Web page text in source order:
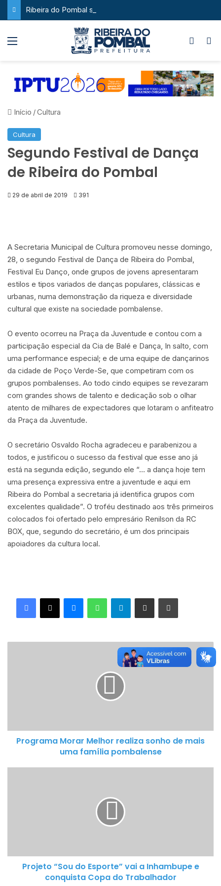
Menu
Início /Cultura
Cultura
Segundo Festival de Dança
de Ribeira do Pombal
29 de abril de 2019 391
A Secretaria Municipal de Cultura promoveu nesse domingo,
28, o segundo Festival de Dança de Ribeira do Pombal,
Festival Eu Danço, onde grupos de jovens apresentaram
estilos e tipos variados de danças populares, clássicas e
urbanas, numa demonstração da riqueza e diversidade
cultural que existe na sociedade pombalense.
O evento ocorreu na Praça da Juventude e contou com a
participação especial da Cia de Balé e Dança, In salto, com
uma performance especial; e de uma equipe de dançarinos
da cidade de Poço Verde-Se, que competiram com os
grupos pombalenses. Ao todo cindo equipes se revezaram
com grandes shows de talento e dedicação sob o olhar
atento de milhares de expectadores que lotaram o anfiteatro
da Praça da Juventude.
O secretário Osvaldo Rocha agradeceu e parabenizou a
todos, e justificou o sucesso da festival que esse ano já
está na segunda edição, segundo ele “… a dança hoje tem
uma presença expressiva entre a juventude e aqui em
Ribeira do Pombal a secretaria já identifica grupos com
excelentes qualidade”. O troféu destinado aos três primeiros
colocados foi ofertado pelo empresário Renilson da RC
BOX, que, segundo do secretário, é um dos principais
apoiadores da cultura local.
Facebook
X MessengerWhatsAppTelegram
Compartilhar via e-mail Imprimir
uma
família
Programa Morar Melhor realiza sonho de mais
uma família pombalense
e
conquista
Projeto “Sou do Esporte” vai a Inhambupe e
conquista Copa do Trabalhador